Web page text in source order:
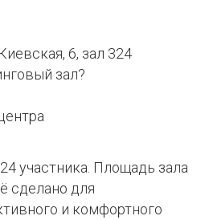
6, зал 324
зал?
участника. Площадь зала
сделано для
и комфортного